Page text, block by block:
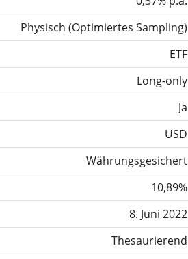
Physisch (Optimiertes Sampling)
ETF
Long-only
Ja
USD
Währungsgesichert
10,89%
8. Juni 2022
Thesaurierend